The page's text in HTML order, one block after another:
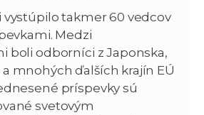
vystúpilo takmer 60 vedcov
Medzi
boli odborníci z Japonska,
a mnohých ďalších krajín EÚ
príspevky sú
svetovým